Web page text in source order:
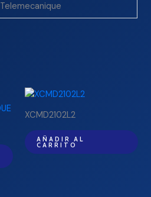
Telemecanique
XCMD2102L2
AÑADIR AL
CARRITO